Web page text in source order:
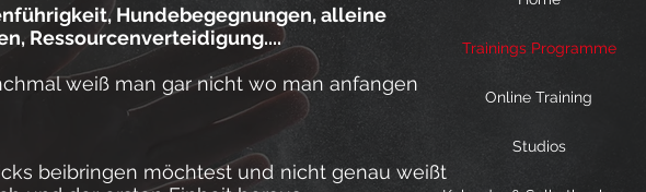
Trainings Programme
Online Training
Studios
Hundebegegnungen, alleine
Ressourcenverteidigung....
weiß man gar nicht wo man anfangen
beibringen möchtest und nicht genau weißt